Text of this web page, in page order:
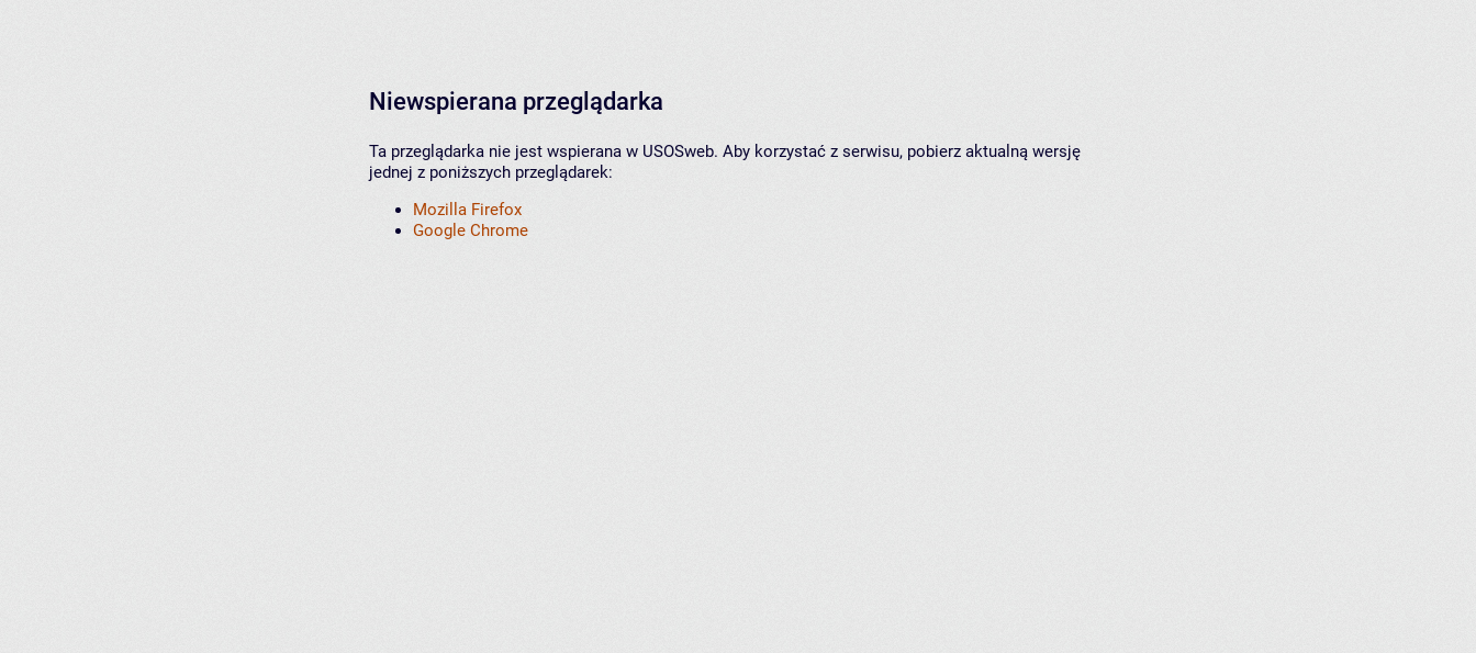
Niewspierana przeglądarka
Ta przeglądarka nie jest wspierana w USOSweb. Aby korzystać z serwisu, pobierz aktualną wersję
jednej z poniższych przeglądarek:
Mozilla Firefox
Google Chrome